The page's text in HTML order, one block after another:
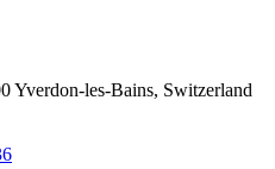
Yverdon-les-Bains, Switzerland